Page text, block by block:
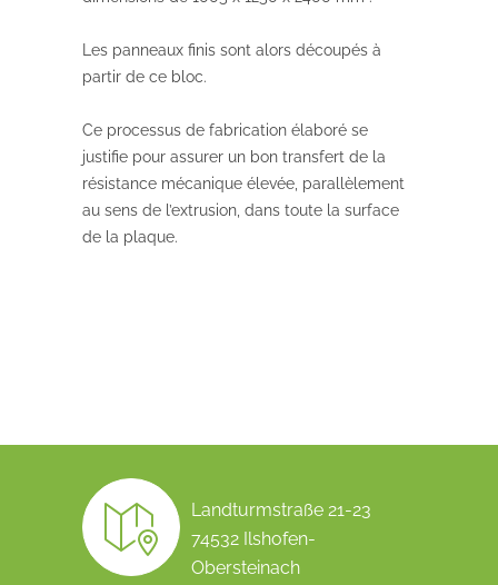
Les panneaux finis sont alors découpés à
partir de ce bloc.
Ce processus de fabrication élaboré se
justifie pour assurer un bon transfert de la
résistance mécanique élevée, parallèlement
au sens de l’extrusion, dans toute la surface
de la plaque.
Landturmstraße 21-23
74532 Ilshofen-
Obersteinach